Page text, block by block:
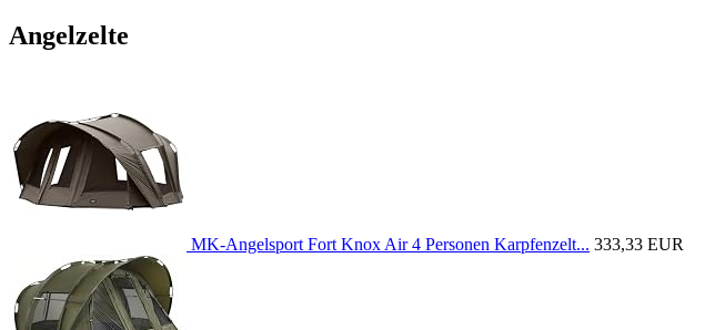
Angelzelte
MK-Angelsport Fort Knox Air 4 Personen Karpfenzelt... 333,33 EUR